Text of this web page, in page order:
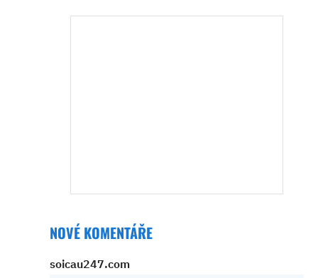
NOVÉ KOMENTÁŘE
soicau247.com